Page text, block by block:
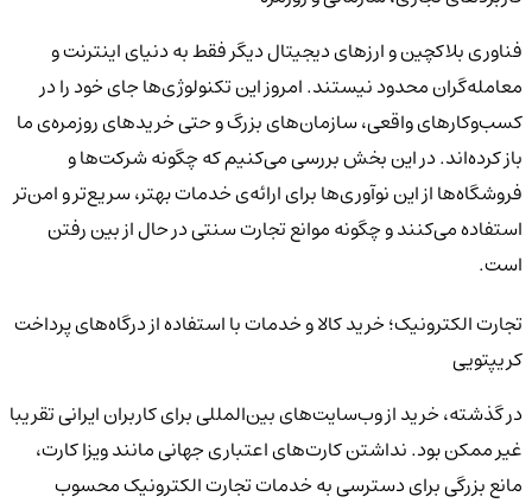
فناوری بلاکچین و ارزهای دیجیتال دیگر فقط به دنیای اینترنت و
معامله‌گران محدود نیستند. امروز این تکنولوژی‌ها جای خود را در
کسب‌وکارهای واقعی، سازمان‌های بزرگ و حتی خریدهای روزمره‌ی ما
باز کرده‌اند. در این بخش بررسی می‌کنیم که چگونه شرکت‌ها و
فروشگاه‌ها از این نوآوری‌ها برای ارائه‌ی خدمات بهتر، سریع‌تر و امن‌تر
استفاده می‌کنند و چگونه موانع تجارت سنتی در حال از بین رفتن
است.
تجارت الکترونیک؛ خرید کالا و خدمات با استفاده از درگاه‌های پرداخت
کریپتویی
در گذشته، خرید از وب‌سایت‌های بین‌المللی برای کاربران ایرانی تقریبا
غیر ممکن بود. نداشتن کارت‌های اعتباری جهانی مانند ویزا کارت،
مانع بزرگی برای دسترسی به خدمات تجارت الکترونیک محسوب